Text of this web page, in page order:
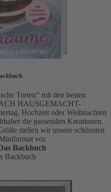
Torten“ mit den besten
HAUSGEMACHT-
Hochzeit oder Weihnachten
die passenden Kreationen.
stellen wir unsere schönsten
vor.
Backbuch
Backbuch